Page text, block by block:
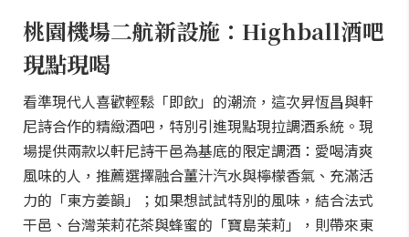
桃園機場二航新設施：Highball酒吧
現點現喝
看準現代人喜歡輕鬆「即飲」的潮流，這次昇恆昌與軒
尼詩合作的精緻酒吧，特別引進現點現拉調酒系統。現
場提供兩款以軒尼詩干邑為基底的限定調酒：愛喝清爽
風味的人，推薦選擇融合薑汁汽水與檸檬香氣、充滿活
力的「東方姜韻」；如果想試試特別的風味，結合法式
干邑、台灣茉莉花茶與蜂蜜的「寶島茉莉」，則帶來東